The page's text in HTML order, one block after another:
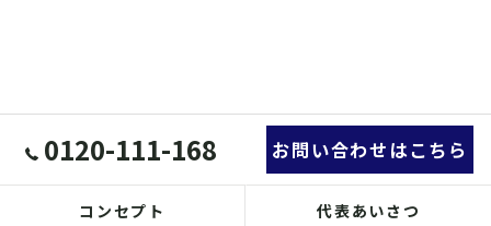
0120-111-168 お問い合わせはこちら
コンセプト 代表あいさつ